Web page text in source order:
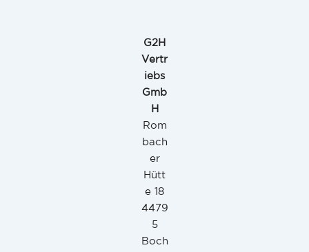
G2H
Vertr
iebs
Gmb
H
Rom
bach
er
Hütt
e 18
4479
5
Boch